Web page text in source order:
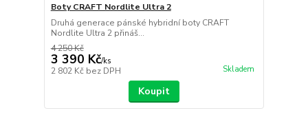
Boty CRAFT Nordlite Ultra 2
Druhá generace pánské hybridní boty CRAFT
Nordlite Ultra 2 přináš...
4 250 Kč
3 390 Kč/ks
2 802 Kč bez DPH Skladem
Koupit